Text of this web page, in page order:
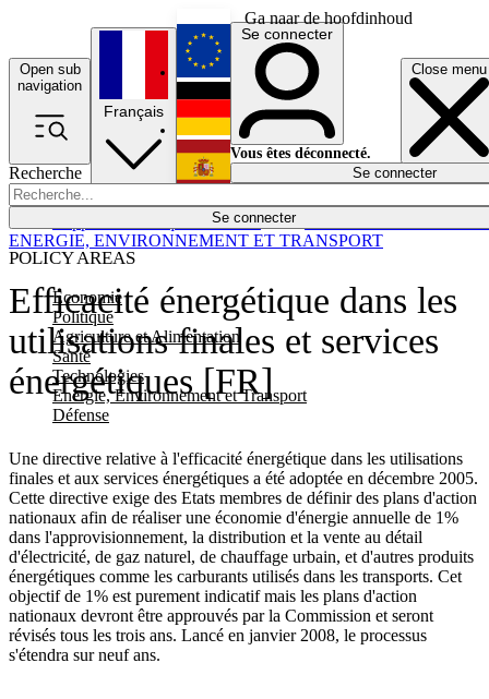
Ga naar de hoofdinhoud
Open sub
navigation
Close menu
Recherche
Se connecter
POLICY AREAS
Economie
Politique
Agriculture et Alimentation
Santé
Technologies
Energie, Environnement et Transport
Défense
Économie
Français
English
Deutsch
Español
Se connecter
Vous êtes déconnecté.
Se connecter
Efficacité énergétique dans les
utilisations finales et services
énergétiques [FR]
Une directive relative à l'efficacité énergétique dans les utilisations
finales et aux services énergétiques a été adoptée en décembre 2005.
Cette directive exige des Etats membres de définir des plans d'action
nationaux afin de réaliser une économie d'énergie annuelle de 1%
dans l'approvisionnement, la distribution et la vente au détail
d'électricité, de gaz naturel, de chauffage urbain, et d'autres produits
énergétiques comme les carburants utilisés dans les transports. Cet
objectif de 1% est purement indicatif mais les plans d'action
nationaux devront être approuvés par la Commission et seront
révisés tous les trois ans. Lancé en janvier 2008, le processus
s'étendra sur neuf ans.
ENERGIE, ENVIRONNEMENT ET TRANSPORT